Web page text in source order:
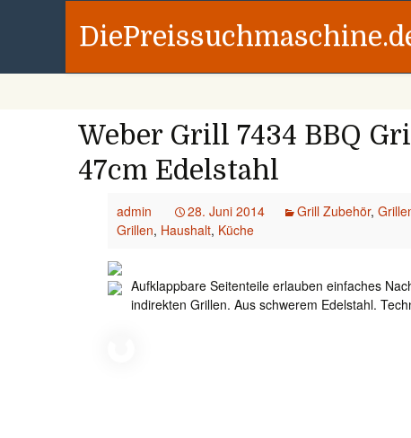
Weber Grill 7434 BBQ
47cm Edelstahl
admin 28. Juni 2014 Grill Zubehör,
Grillen, Haushalt, Küche
Aufklappbare Seitenteile erlauben einfaches
indirekten Grillen. Aus schwerem Edelstahl.